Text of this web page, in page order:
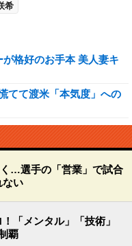
希
格好のお手本 美人妻キ
てて渡米「本気度」への
…選手の「営業」で試合
ない
「メンタル」「技術」
覇